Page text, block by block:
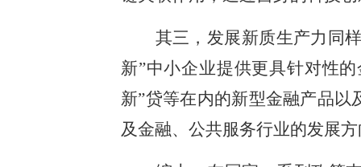
其三，发展新质生产力同
新”中小企业提供更具针对性
新”贷等在内的新型金融产品
及金融、公共服务行业的发展